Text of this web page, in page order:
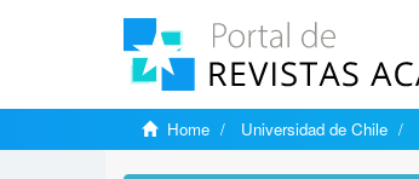
Home Universidad de Chile